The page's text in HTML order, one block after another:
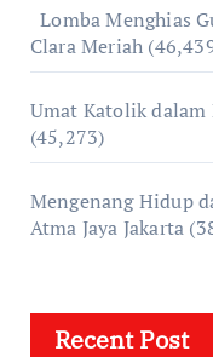
Lomba Menghias
Clara Meriah
Umat Katolik
(45,273)
Mengenang Hidup
Atma Jaya Jakarta
Recent Post